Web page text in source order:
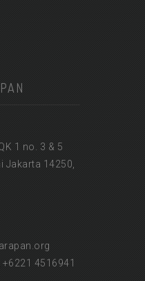
1 no. 3 & 5
Jakarta 14250,
4516941